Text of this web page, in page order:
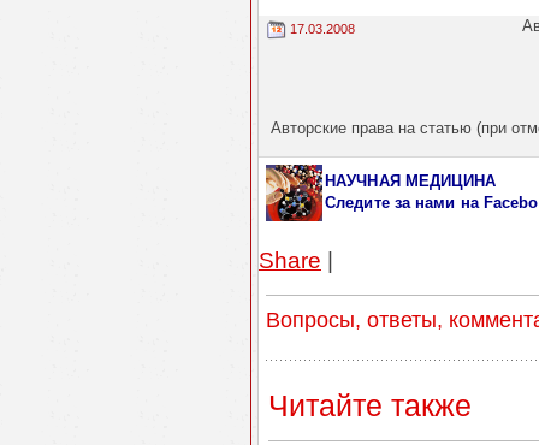
17.03.2008
Авторские права на статью (при
НАУЧНАЯ МЕДИЦИНА
Следите за нами на
Share |
Вопросы, ответы,
Читайте также